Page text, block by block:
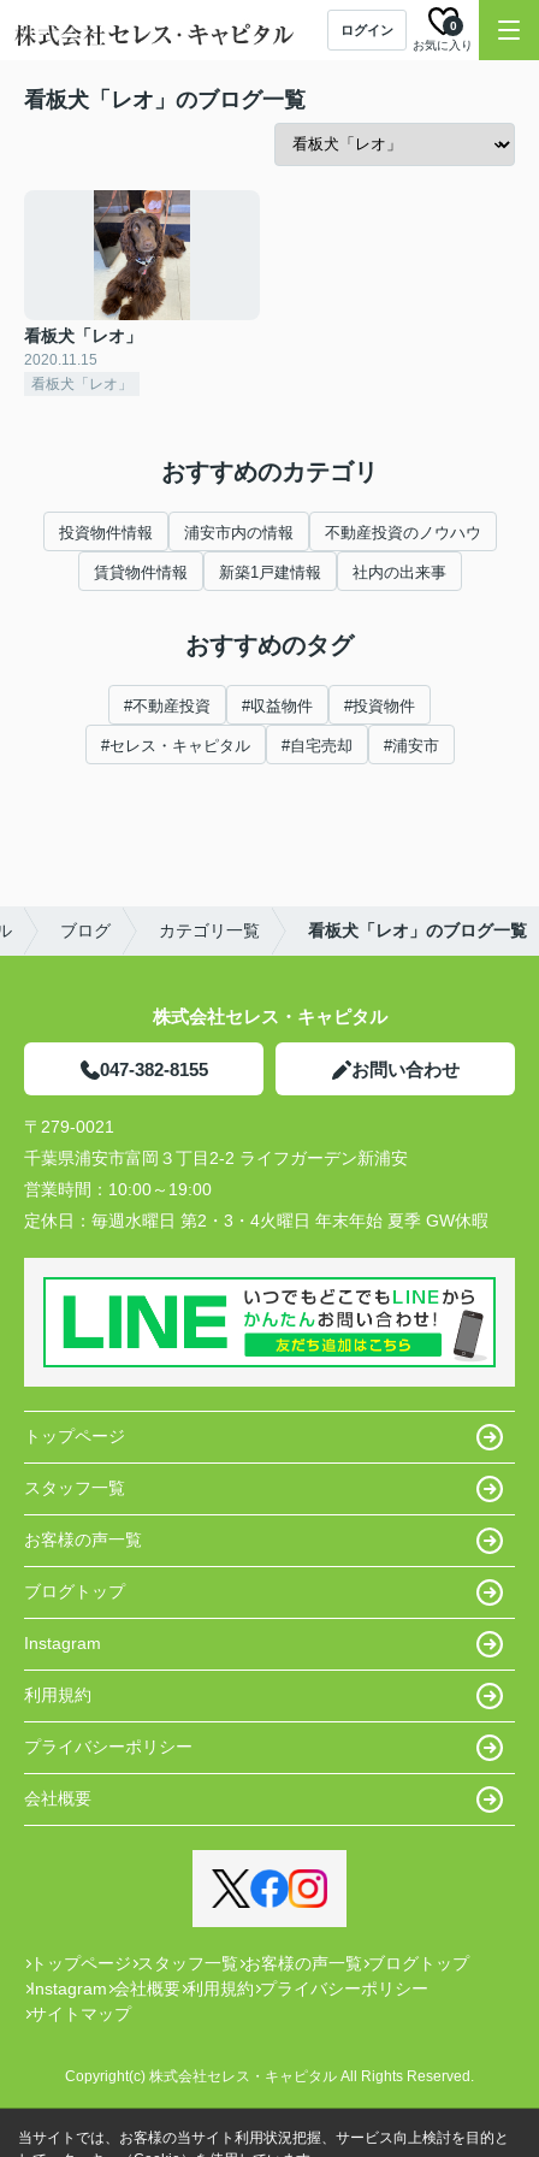
ログイン
お気に入り
0
看板犬「レオ」のブログ一覧
看板犬「レオ」
2020.11.15
看板犬「レオ」
おすすめのカテゴリ
投資物件情報 浦安市内の情報 不動産投資のノウハウ
賃貸物件情報 新築1戸建情報 社内の出来事
おすすめのタグ
#不動産投資 #収益物件 #投資物件
#セレス・キャピタル #自宅売却 #浦安市
ブログ カテゴリ一覧 看板犬「レオ」のブログ一覧
株式会社セレス・キャピタル
047-382-8155 お問い合わせ
〒279-0021
千葉県浦安市富岡３丁目2-2 ライフガーデン新浦安
営業時間： 10:00～19:00
定休日： 毎週水曜日 第2・3・4火曜日 年末年始 夏季 GW休暇
トップページ
スタッフ一覧
お客様の声一覧
ブログトップ
Instagram
利用規約
プライバシーポリシー
会社概要
トップページ スタッフ一覧 お客様の声一覧 ブログトップ
Instagram 会社概要 利用規約 プライバシーポリシー
サイトマップ
Copyright(c) 株式会社セレス・キャピタル All Rights Reserved.
当サイトでは、お客様の当サイト利用状況把握、サービス向上検討を目的と